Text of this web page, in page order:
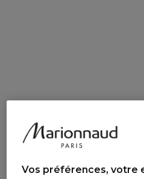
Vos préférences, votre